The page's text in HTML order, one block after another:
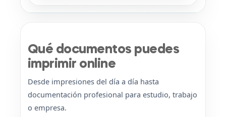
Qué documentos puedes
imprimir online
Desde impresiones del día a día hasta
documentación profesional para estudio, trabajo
o empresa.